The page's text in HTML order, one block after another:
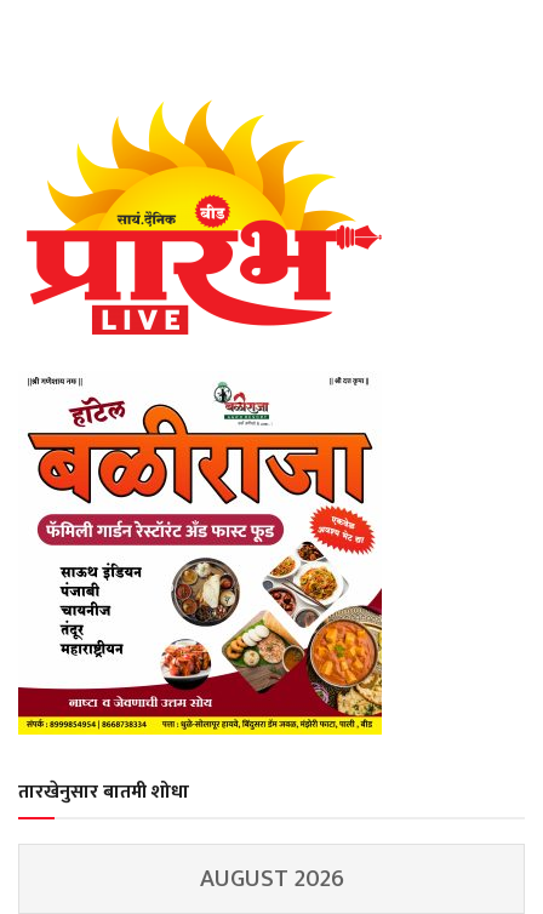
तारखेनुसार बातमी शोधा
AUGUST 2026